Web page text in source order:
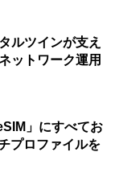
ルツインが支え
ットワーク運用
」にすべてお
プロファイルを